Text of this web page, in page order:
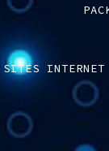
SITES INTERNET